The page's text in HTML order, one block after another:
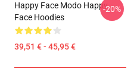
Happy Face Modo Happy
Face Hoodies
39,51 € - 45,95 €
-20%